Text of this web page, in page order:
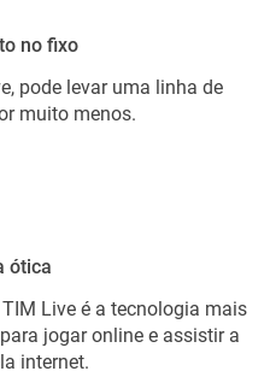
no fixo
pode levar uma linha de
muito menos.
ótica
Live é a tecnologia mais
jogar online e assistir a
internet.